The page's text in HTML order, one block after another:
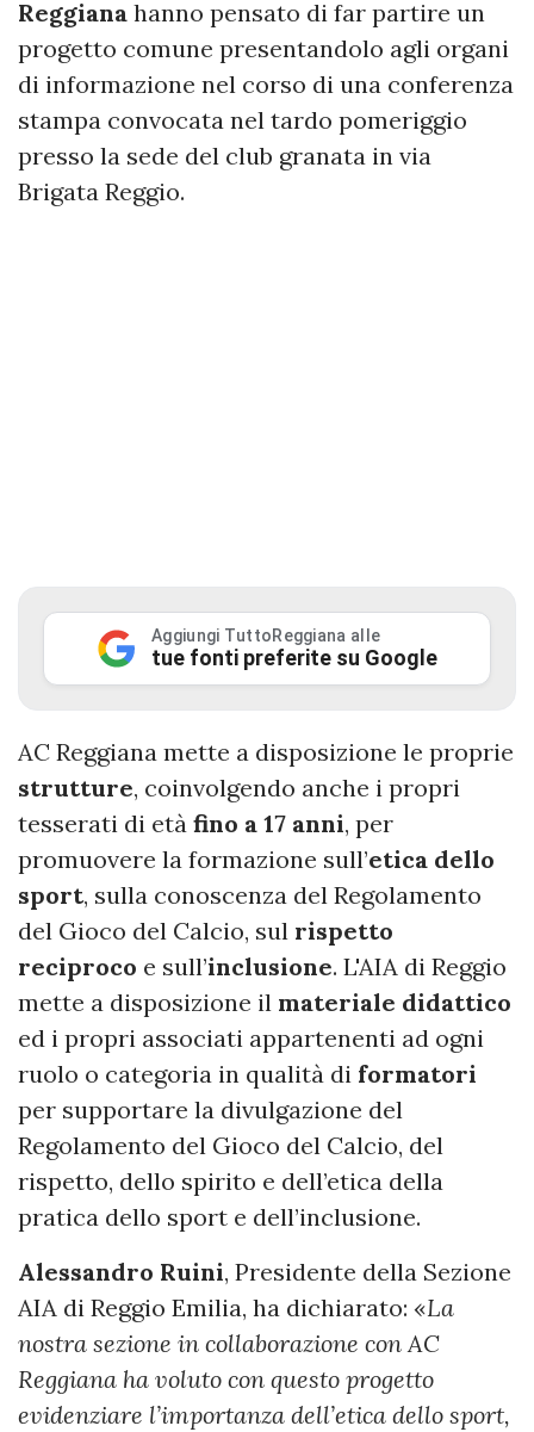
Reggiana hanno pensato di far partire un
progetto comune presentandolo agli organi
di informazione nel corso di una conferenza
stampa convocata nel tardo pomeriggio
presso la sede del club granata in via
Brigata Reggio.
Aggiungi TuttoReggiana alle
tue fonti preferite su Google
AC Reggiana mette a disposizione le proprie
strutture, coinvolgendo anche i propri
tesserati di età fino a 17 anni, per
promuovere la formazione sull’etica dello
sport, sulla conoscenza del Regolamento
del Gioco del Calcio, sul rispetto
reciproco e sull’inclusione. L'AIA di Reggio
mette a disposizione il materiale didattico
ed i propri associati appartenenti ad ogni
ruolo o categoria in qualità di formatori
per supportare la divulgazione del
Regolamento del Gioco del Calcio, del
rispetto, dello spirito e dell’etica della
pratica dello sport e dell’inclusione.
Alessandro Ruini, Presidente della Sezione
AIA di Reggio Emilia, ha dichiarato: «La
nostra sezione in collaborazione con AC
Reggiana ha voluto con questo progetto
evidenziare l’importanza dell’etica dello sport,